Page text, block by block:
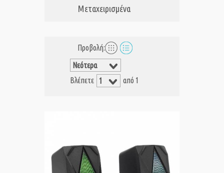
Μεταχειρισμένα
Προβολή:
Βλέπετε από 1